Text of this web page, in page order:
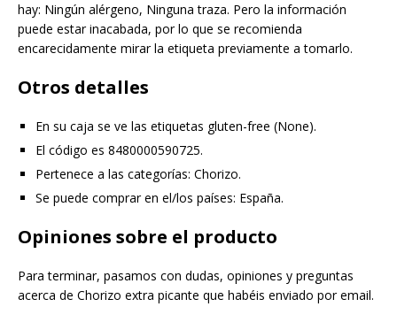
hay: Ningún alérgeno, Ninguna traza. Pero la información
puede estar inacabada, por lo que se recomienda
encarecidamente mirar la etiqueta previamente a tomarlo.
Otros detalles
En su caja se ve las etiquetas gluten-free (None).
El código es 8480000590725.
Pertenece a las categorías: Chorizo.
Se puede comprar en el/los países: España.
Opiniones sobre el producto
Para terminar, pasamos con dudas, opiniones y preguntas
acerca de Chorizo extra picante que habéis enviado por email.